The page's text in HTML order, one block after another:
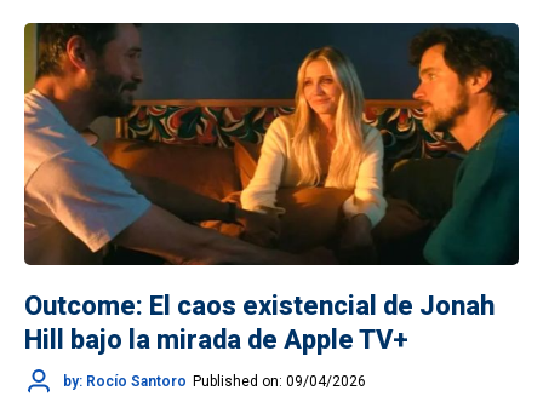
Outcome: El caos existencial de Jonah
Hill bajo la mirada de Apple TV+
by: Rocío Santoro Published on: 09/04/2026